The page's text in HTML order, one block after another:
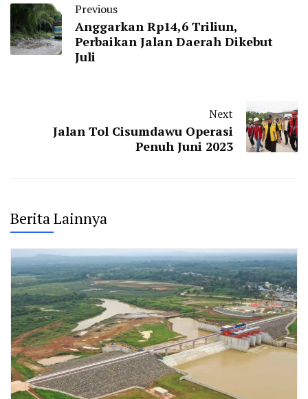
Previous
Anggarkan Rp14,6 Triliun,
Perbaikan Jalan Daerah Dikebut
Juli
Next
Jalan Tol Cisumdawu Operasi
Penuh Juni 2023
Berita Lainnya